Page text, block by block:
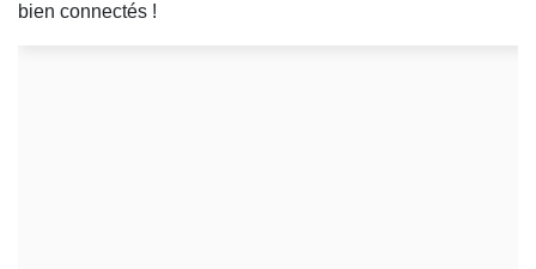
bien connectés !